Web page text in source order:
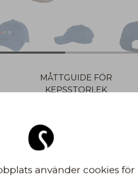
MÅTTGUIDE FÖR
KEPSSTORLEK
COLOR textbroderi framtill.
använder cookies för